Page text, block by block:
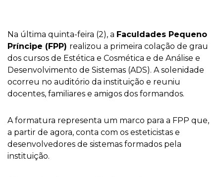
Na última quinta-feira (2), a Faculdades Pequeno
Príncipe (FPP) realizou a primeira colação de grau
dos cursos de Estética e Cosmética e de Análise e
Desenvolvimento de Sistemas (ADS). A solenidade
ocorreu no auditório da instituição e reuniu
docentes, familiares e amigos dos formandos.
A formatura representa um marco para a FPP que,
a partir de agora, conta com os esteticistas e
desenvolvedores de sistemas formados pela
instituição.